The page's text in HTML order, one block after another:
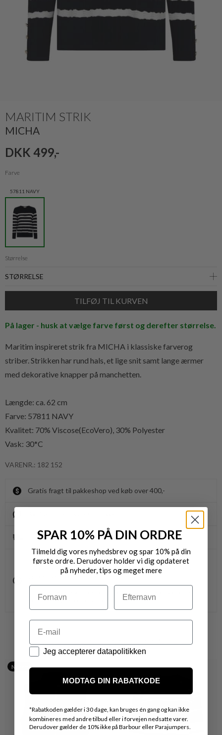
MARITIM STRIK
MICHA
DKK 499,-
Farve
57811 NAVY
Størrelse
På lager - husk at vælge farve først og derefter størrelse.
Maritim inspireret strik fra MICHA i klassiske farverog
striber. Strikken har rund hals, et lige snit samt lange ærmer
med dekorative knapper på manchetten.
Længde: ca. 62 cm
Farve: 57811 NAVY
Kvalitet: 70% Viscose(EcoVero), 30% Polyester
Vask: 30*C
VARENR.: 182 152
Gratis fragt til pakkeshop ved køb over 400,-
Levering 1-3 dage
OBS.
Ikke alle vores varer på webshoppen, befinder sig i
vores fysiske butikker.
Kontakt din nærmeste forretning for ydeligere info.
vedr. den ønskede vare.
VARER FRA SAMME MÆRKE
Nyhed
SPAR 10% PÅ DIN ORDRE
Tilmeld dig vores nyhedsbrev og spar 10% på din
første ordre. Derudover holder vi dig opdateret
på nyheder, tips og meget mere
Navn Efternavn
Email
Datapolitik
Jeg accepterer datapolitikken
MODTAG DIN RABATKODE
*Rabatkoden gælder i 30 dage, kan bruges én gang og kan ikke
kombineres med andre tilbud eller i forvejen nedsatte varer.
Derudover gælder de 10% ikke på Barbour eller Parajumpers.